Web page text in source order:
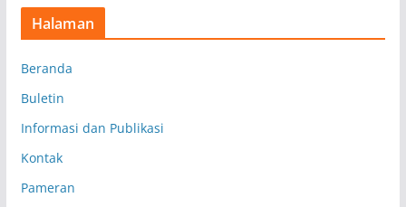
Halaman
Beranda
Buletin
Informasi dan Publikasi
Kontak
Pameran